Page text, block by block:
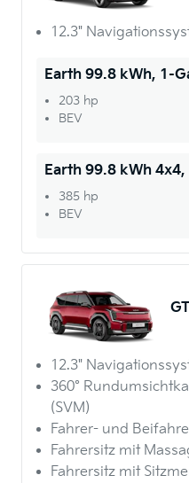
12.3"
Earth 99.8 kWh, 1-
203 hp
BEV
Earth 99.8 kWh
385 hp
BEV
12.3"
360°
(SVM)
Fahrer- und
Fahrersitz mit
Fahrersitz mit